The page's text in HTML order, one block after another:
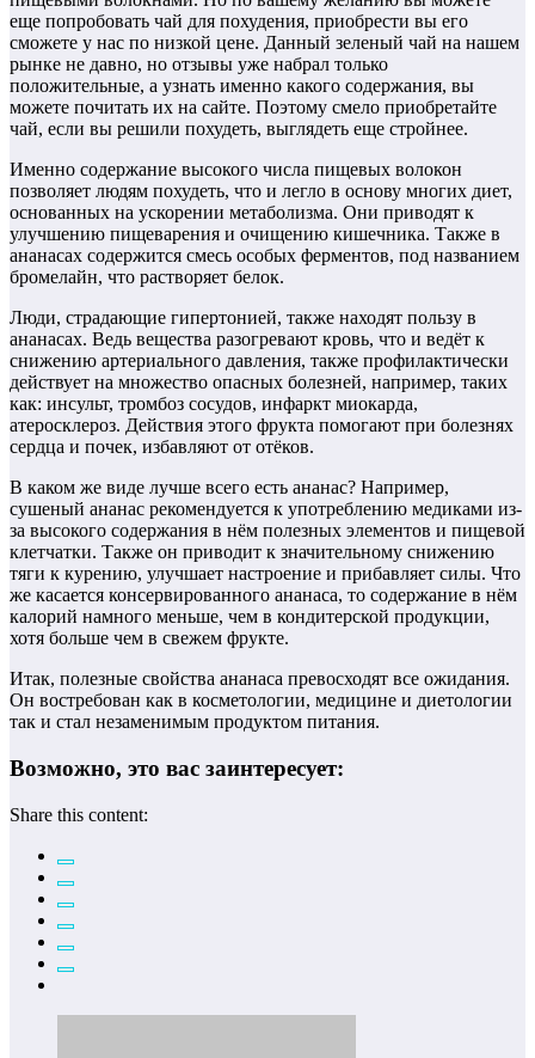
еще попробовать чай для похудения, приобрести вы его
сможете у нас по низкой цене. Данный зеленый чай на нашем
рынке не давно, но отзывы уже набрал только
положительные, а узнать именно какого содержания, вы
можете почитать их на сайте. Поэтому смело приобретайте
чай, если вы решили похудеть, выглядеть еще стройнее.
Именно содержание высокого числа пищевых волокон
позволяет людям похудеть, что и легло в основу многих диет,
основанных на ускорении метаболизма. Они приводят к
улучшению пищеварения и очищению кишечника. Также в
ананасах содержится смесь особых ферментов, под названием
бромелайн, что растворяет белок.
Люди, страдающие гипертонией, также находят пользу в
ананасах. Ведь вещества разогревают кровь, что и ведёт к
снижению артериального давления, также профилактически
действует на множество опасных болезней, например, таких
как: инсульт, тромбоз сосудов, инфаркт миокарда,
атеросклероз. Действия этого фрукта помогают при болезнях
сердца и почек, избавляют от отёков.
В каком же виде лучше всего есть ананас? Например,
сушеный ананас рекомендуется к употреблению медиками из-
за высокого содержания в нём полезных элементов и пищевой
клетчатки. Также он приводит к значительному снижению
тяги к курению, улучшает настроение и прибавляет силы. Что
же касается консервированного ананаса, то содержание в нём
калорий намного меньше, чем в кондитерской продукции,
хотя больше чем в свежем фрукте.
Итак, полезные свойства ананаса превосходят все ожидания.
Он востребован как в косметологии, медицине и диетологии
так и стал незаменимым продуктом питания.
Возможно, это вас заинтересует:
Share this content: